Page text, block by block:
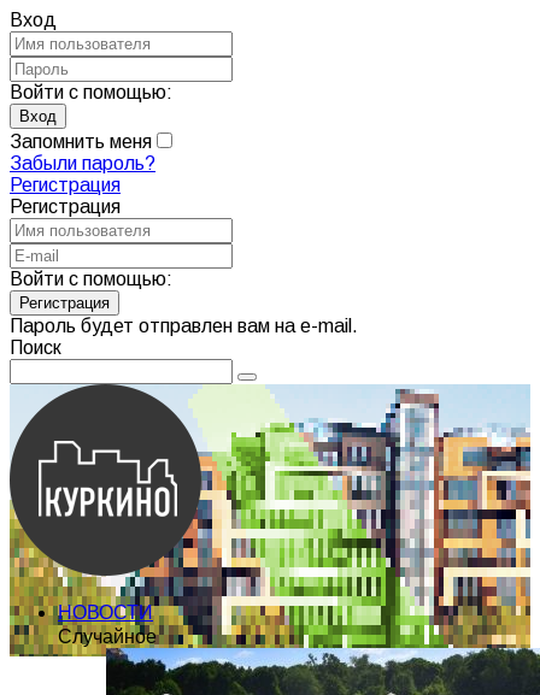
Вход
Войти с помощью:
Запомнить меня
Забыли пароль?
Регистрация
Регистрация
Войти с помощью:
Пароль будет отправлен вам на e-mail.
Поиск
НОВОСТИ
Случайное